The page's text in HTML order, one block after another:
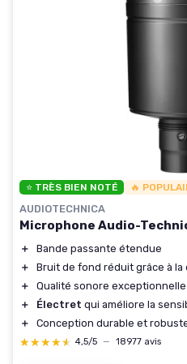
⭐ TRÈS BIEN NOTÉ 🔥
AUDIOTECHNICA
Microphone Audio-
＋
Bande passante étendue
＋
Bruit de fond réduit grâce à la
＋
Qualité sonore
＋
Électret qui améliore la
＋
Conception durable et
★★★★★
★★★★★ 4,5/5 — 18977 avis